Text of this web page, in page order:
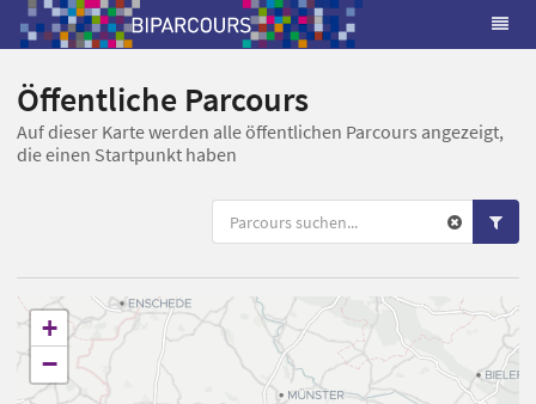
Öffentliche Parcours
Auf dieser Karte werden alle öffentlichen Parcours angezeigt,
die einen Startpunkt haben
+
−